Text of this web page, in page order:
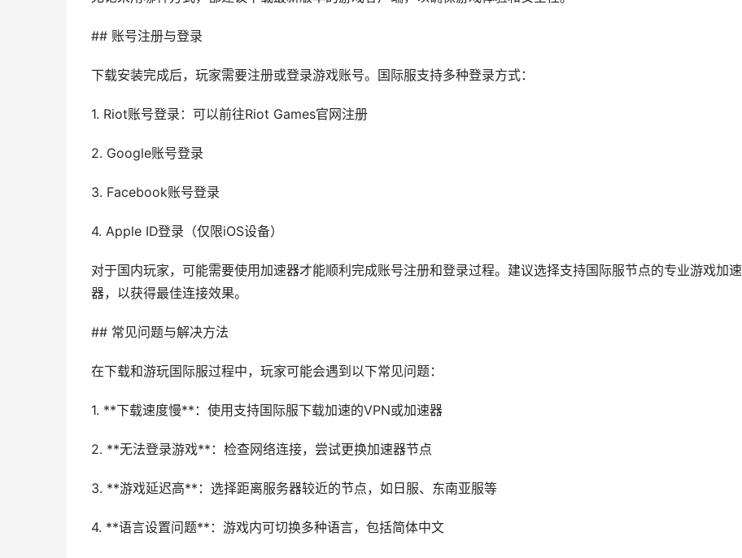
## 账号注册与登录
下载安装完成后，玩家需要注册或登录游戏账号。国际服支持多种登录方式：
1. Riot账号登录：可以前往Riot Games官网注册
2. Google账号登录
3. Facebook账号登录
4. Apple ID登录（仅限iOS设备）
对于国内玩家，可能需要使用加速器才能顺利完成账号注册和登录过程。建议选择支持国际服节点的专业游戏加速
器，以获得最佳连接效果。
## 常见问题与解决方法
在下载和游玩国际服过程中，玩家可能会遇到以下常见问题：
1. **下载速度慢**：使用支持国际服下载加速的VPN或加速器
2. **无法登录游戏**：检查网络连接，尝试更换加速器节点
3. **游戏延迟高**：选择距离服务器较近的节点，如日服、东南亚服等
4. **语言设置问题**：游戏内可切换多种语言，包括简体中文